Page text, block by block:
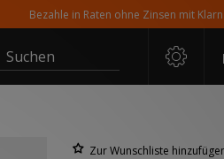
Bezahle in Raten ohne Zinsen mit Klarna
Suchen
Zur Wunschliste